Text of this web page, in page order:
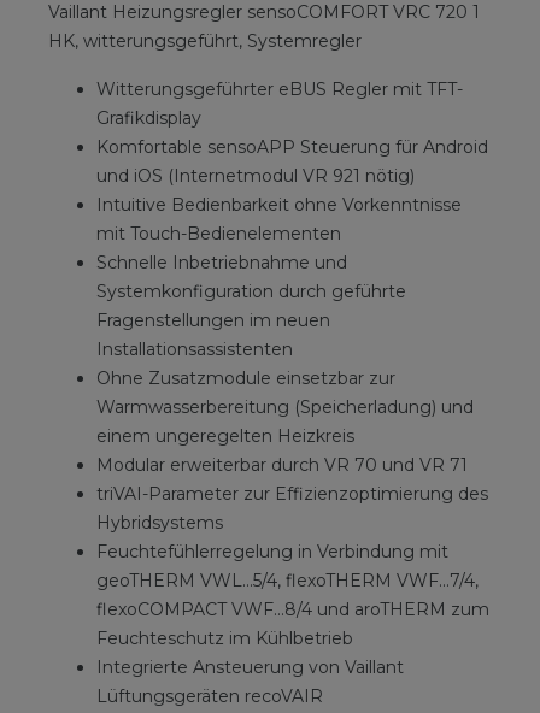
Vaillant Heizungsregler sensoCOMFORT VRC 720 1
HK, witterungsgeführt, Systemregler
Witterungsgeführter eBUS Regler mit TFT-
Grafikdisplay
Komfortable sensoAPP Steuerung für Android
und iOS (Internetmodul VR 921 nötig)
Intuitive Bedienbarkeit ohne Vorkenntnisse
mit Touch-Bedienelementen
Schnelle Inbetriebnahme und
Systemkonfiguration durch geführte
Fragenstellungen im neuen
Installationsassistenten
Ohne Zusatzmodule einsetzbar zur
Warmwasserbereitung (Speicherladung) und
einem ungeregelten Heizkreis
Modular erweiterbar durch VR 70 und VR 71
triVAI-Parameter zur Effizienzoptimierung des
Hybridsystems
Feuchtefühlerregelung in Verbindung mit
geoTHERM VWL...5/4, flexoTHERM VWF...7/4,
flexoCOMPACT VWF...8/4 und aroTHERM zum
Feuchteschutz im Kühlbetrieb
Integrierte Ansteuerung von Vaillant
Lüftungsgeräten recoVAIR